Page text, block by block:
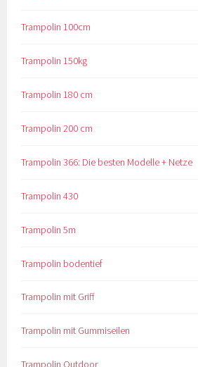
Trampolin 100cm
Trampolin 150kg
Trampolin 180 cm
Trampolin 200 cm
Trampolin 366: Die besten Modelle + Netze
Trampolin 430
Trampolin 5m
Trampolin bodentief
Trampolin mit Griff
Trampolin mit Gummiseilen